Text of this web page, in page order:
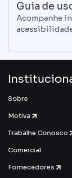
Guia de
Acompanhe
Sobre
Motiva
Trabalhe Conosco
Comercial
Fornecedores